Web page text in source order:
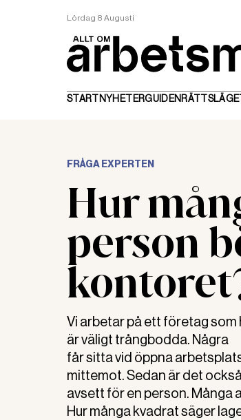
Lördag 8 Augusti
STARTNYHETERGUIDEN
FRÅGA EXPERTEN
Hur
person
Vi arbetar på ett företag
är väligt trångbodda. Några
får sitta vid öppna
mittemot. Sedan är det
avsett för en person. Många
Hur många kvadrat säger